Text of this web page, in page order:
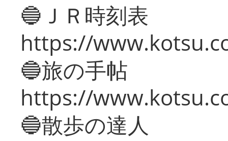
🔵ＪＲ時刻表
https://
🔵旅の手帖
https://
🔵散歩の達人